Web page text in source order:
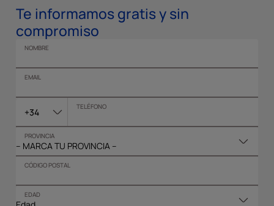
Te informamos gratis y sin
compromiso
NOMBRE
EMAIL
+34 TELÉFONO
PROVINCIA
CÓDIGO POSTAL
EDAD